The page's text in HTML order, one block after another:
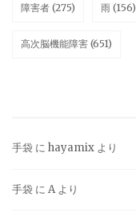
障害者 (275) 雨 (156)
高次脳機能障害 (651)
手袋 に hayamix より
手袋 に Aより